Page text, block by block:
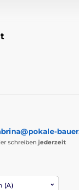
schreiben jederzeit
(A)